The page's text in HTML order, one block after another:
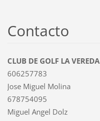
Contacto
CLUB DE GOLF LA VEREDA
606257783
Jose Miguel Molina
678754095
Miguel Angel Dolz